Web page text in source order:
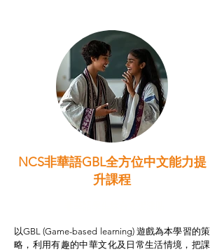
NCS非華語GBL全方位中文能力提
升課程
以GBL (Game-based learning) 遊戲為本學習的策
略，利用有趣的中華文化及日常生活情境，把課